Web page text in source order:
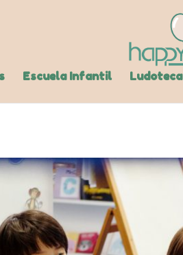
Escuela Infantil Ludoteca